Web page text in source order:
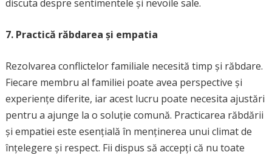
discuta despre sentimentele și nevoile sale.
7. Practică răbdarea și empatia
Rezolvarea conflictelor familiale necesită timp și răbdare.
Fiecare membru al familiei poate avea perspective și
experiențe diferite, iar acest lucru poate necesita ajustări
pentru a ajunge la o soluție comună. Practicarea răbdării
și empatiei este esențială în menținerea unui climat de
înțelegere și respect. Fii dispus să accepți că nu toate